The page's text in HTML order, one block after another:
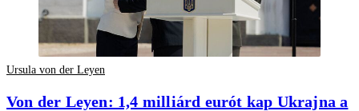
Ursula von der Leyen
Von der Leyen: 1,4 milliárd eurót kap Ukrajna a